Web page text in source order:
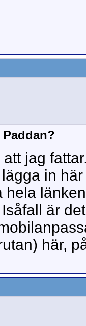
jag
in
hela
är
här,